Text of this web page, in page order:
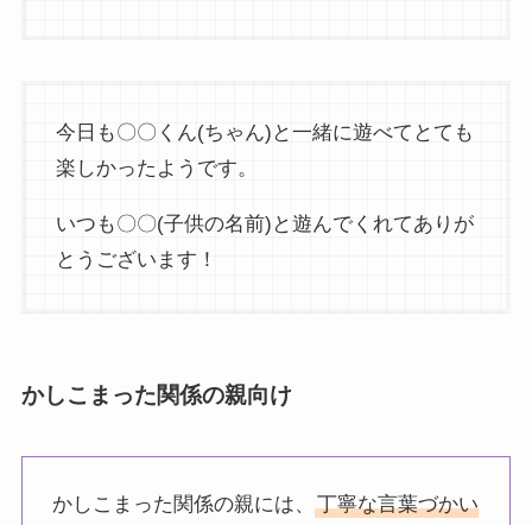
今日も〇〇くん(ちゃん)と一緒に遊べてとても
楽しかったようです。
いつも〇〇(子供の名前)と遊んでくれてありが
とうございます！
かしこまった関係の親向け
かしこまった関係の親には、丁寧な言葉づかい